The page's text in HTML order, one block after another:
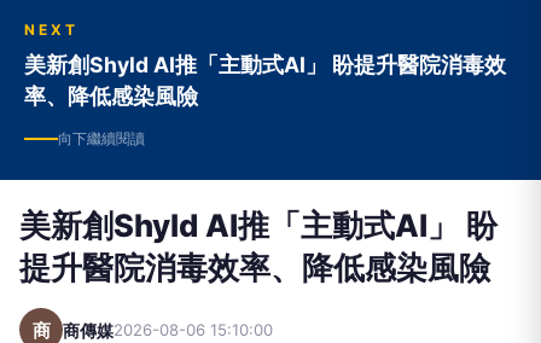
NEXT
美新創Shyld AI推「主動式AI」 盼提升醫院消毒效
率、降低感染風險
向下繼續閱讀
美新創Shyld AI推「主動式AI」 盼
提升醫院消毒效率、降低感染風險
商 商傳媒2026-08-06 15:10:00